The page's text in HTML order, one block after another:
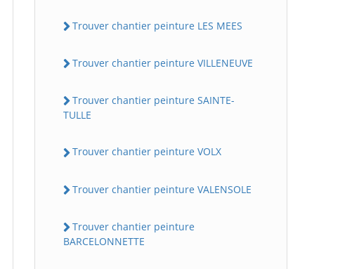
Trouver chantier peinture LES MEES
Trouver chantier peinture VILLENEUVE
Trouver chantier peinture SAINTE-
TULLE
Trouver chantier peinture VOLX
Trouver chantier peinture VALENSOLE
Trouver chantier peinture
BARCELONNETTE